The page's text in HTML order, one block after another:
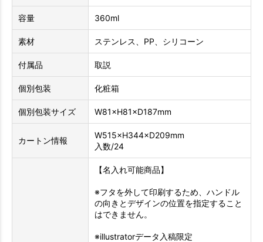
容量 360ml
素材 ステンレス、PP、シリコーン
付属品 取説
個別包装 化粧箱
個別包装サイズ W81×H81×D187mm
カートン情報
W515×H344×D209mm
入数/24
【名入れ可能商品】
※フタを外して印刷するため、ハンドル
の向きとデザインの位置を指定すること
はできません。
※illustratorデータ入稿限定